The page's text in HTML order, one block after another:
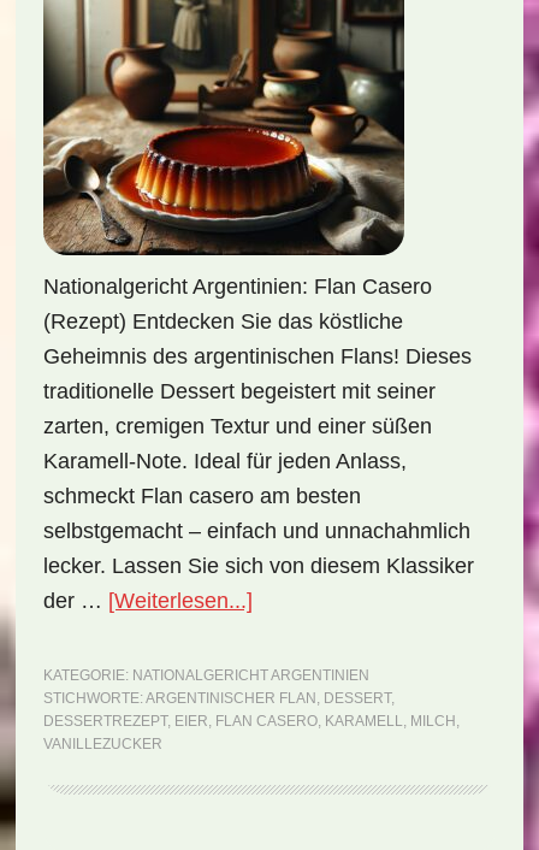
Nationalgericht Argentinien: Flan Casero
(Rezept) Entdecken Sie das köstliche
Geheimnis des argentinischen Flans! Dieses
traditionelle Dessert begeistert mit seiner
zarten, cremigen Textur und einer süßen
Karamell-Note. Ideal für jeden Anlass,
schmeckt Flan casero am besten
selbstgemacht – einfach und unnachahmlich
lecker. Lassen Sie sich von diesem Klassiker
der … [Weiterlesen...]ÜberNationalgericht
Flan
casero
KATEGORIE: NATIONALGERICHT ARGENTINIEN
STICHWORTE: ARGENTINISCHER FLAN , DESSERT,
DESSERTREZEPT, EIER, FLAN CASERO, KARAMELL, MILCH ,
VANILLEZUCKER